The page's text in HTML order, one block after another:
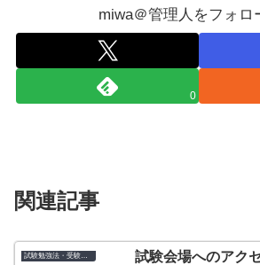
miwa＠管理人をフォロ
0
関連記事
試験勉強法・受験のコツ
試験会場へのアク